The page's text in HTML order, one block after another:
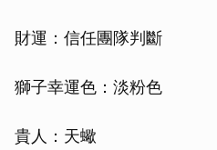
財運：信任團隊判斷
獅子幸運色：淡粉色
貴人：天蠍